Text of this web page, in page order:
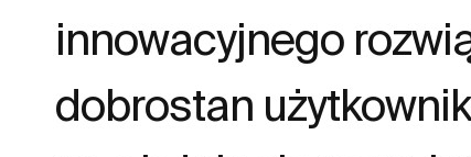
innowacyjnego
dobrostan